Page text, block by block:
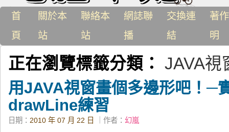
首
頁
關於本
站
聯絡本
站
網誌聯
播
交換連
結
著
明
正在瀏覽標籤分類： JAVA視
用JAVA視窗畫個多邊形吧！─
drawLine練習
日期： 2010 年 07 月 22 日 ｜作者： 幻嵐